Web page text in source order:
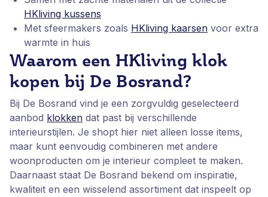
HKliving kussens
Met sfeermakers zoals HKliving kaarsen voor extra
warmte in huis
Waarom een HKliving klok
kopen bij De Bosrand?
Bij De Bosrand vind je een zorgvuldig geselecteerd
aanbod klokken dat past bij verschillende
interieurstijlen. Je shopt hier niet alleen losse items,
maar kunt eenvoudig combineren met andere
woonproducten om je interieur compleet te maken.
Daarnaast staat De Bosrand bekend om inspiratie,
kwaliteit en een wisselend assortiment dat inspeelt op